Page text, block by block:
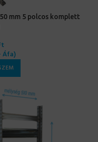
mm 5 polcos komplett
Áfa)